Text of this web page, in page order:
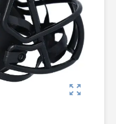
zoom_out_map